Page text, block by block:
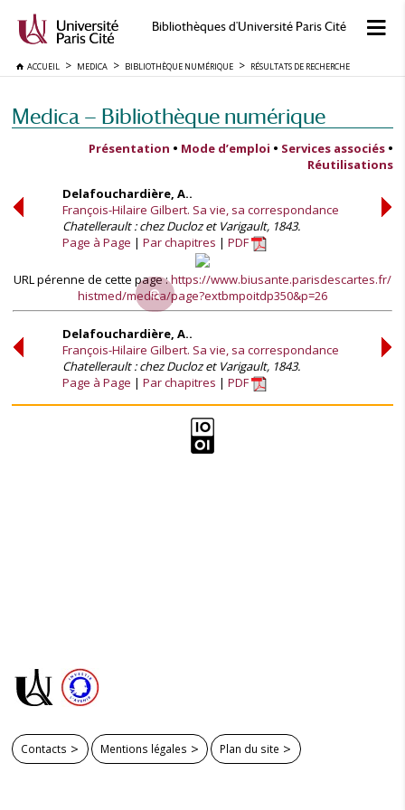
Bibliothèques d'Université Paris Cité
ACCUEIL MEDICA BIBLIOTHÈQUE NUMÉRIQUE RÉSULTATS DE RECHERCHE
Medica — Bibliothèque numérique
Présentation • Mode d’emploi • Services associés •
Réutilisations
Delafouchardière, A..
François-Hilaire Gilbert. Sa vie, sa correspondance
Chatellerault : chez Ducloz et Varigault, 1843.
Page à Page
Par chapitres PDF
URL pérenne de cette page :https://www.biusante.parisdescartes.fr/
histmed/medica/page?extbmpoitdp350&p=26
Delafouchardière, A..
François-Hilaire Gilbert. Sa vie, sa correspondance
Chatellerault : chez Ducloz et Varigault, 1843.
Page à Page
Par chapitres PDF
Contacts Mentions légales Plan du site